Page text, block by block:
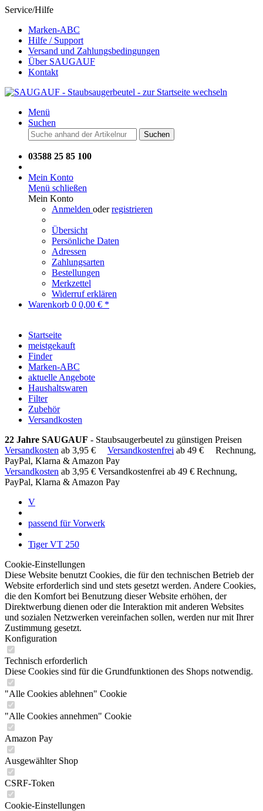
Service/Hilfe
Marken-ABC
Hilfe / Support
Versand und Zahlungsbedingungen
Über SAUGAUF
Kontakt
Menü
Suchen
Suchen
03588 25 85 100
Mein Konto
Menü schließen
Mein Konto
Anmelden oderregistrieren
Übersicht
Persönliche Daten
Adressen
Zahlungsarten
Bestellungen
Merkzettel
Widerruf erklären
Warenkorb 0 0,00 € *
Startseite
meistgekauft
Finder
Marken-ABC
aktuelle Angebote
Haushaltswaren
Filter
Zubehör
Versandkosten
22 Jahre SAUGAUF - Staubsaugerbeutel zu günstigen Preisen
Versandkosten ab 3,95 € Versandkostenfrei ab 49 €
Rechnung,
PayPal, Klarna & Amazon Pay
Versandkosten ab 3,95 € Versandkostenfrei ab 49 € Rechnung,
PayPal, Klarna & Amazon Pay
V
passend für Vorwerk
Tiger VT 250
Cookie-Einstellungen
Diese Website benutzt Cookies, die für den technischen Betrieb der
Website erforderlich sind und stets gesetzt werden. Andere Cookies,
die den Komfort bei Benutzung dieser Website erhöhen, der
Direktwerbung dienen oder die Interaktion mit anderen Websites
und sozialen Netzwerken vereinfachen sollen, werden nur mit Ihrer
Zustimmung gesetzt.
Konfiguration
Technisch erforderlich
Diese Cookies sind für die Grundfunktionen des Shops notwendig.
"Alle Cookies ablehnen" Cookie
"Alle Cookies annehmen" Cookie
Amazon Pay
Ausgewählter Shop
CSRF-Token
Cookie-Einstellungen